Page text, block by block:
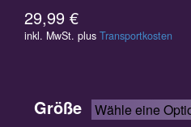
29,99 €
inkl. MwSt. plus Transportkosten
Größe